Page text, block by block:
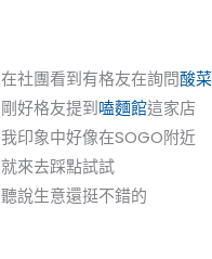
在社團看到有格友在詢問酸
剛好格友提到嗑麵館這家店
我印象中好像在SOGO附近
就來去踩點試試
聽說生意還挺不錯的